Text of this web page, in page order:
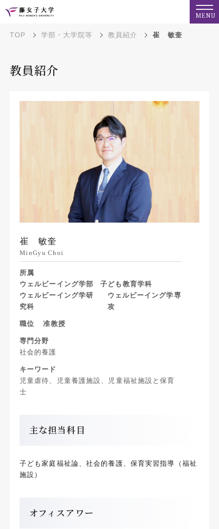
MENU
TOP 学部・大学院等 教員紹介 崔 敏奎
教員紹介
崔 敏奎
MinGyu Choi
所属
ウェルビーイング学部
子ども教育学科
ウェルビーイング学研
究科
ウェルビーイング学専
攻
職位 准教授
専門分野
社会的養護
キーワード
児童虐待、児童養護施設、児童福祉施設と保育
士
主な担当科目
子ども家庭福祉論、社会的養護、保育実習指導（福祉
施設）
オフィスアワー